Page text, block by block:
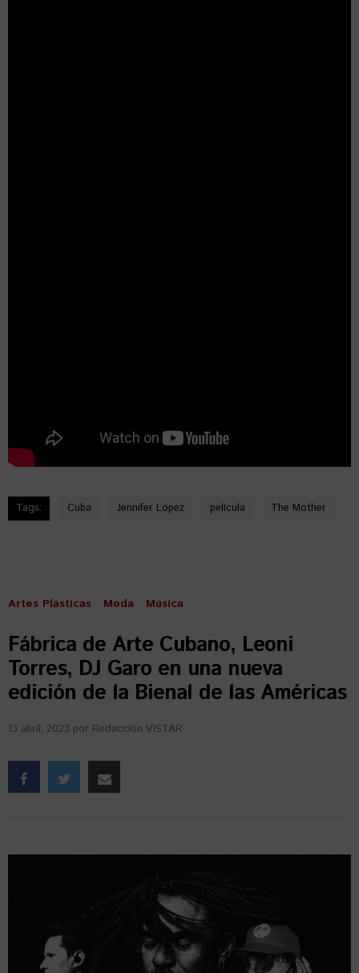
Tags: Cuba Jennifer Lopez película The Mother
Artes Plásticas Moda Música
Fábrica de Arte Cubano, Leoni
Torres, DJ Garo en una nueva
edición de la Bienal de las Américas
13 abril, 2023 por Redacción VISTAR